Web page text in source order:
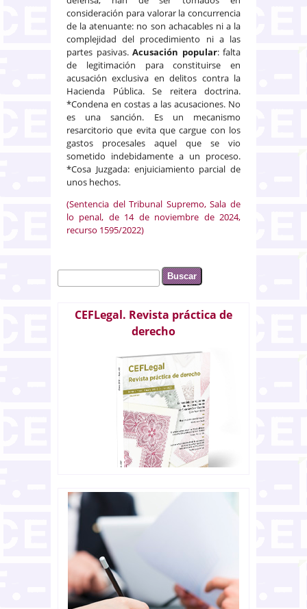
consideración para valorar la concurrencia
de la atenuante: no son achacables ni a la
complejidad del procedimiento ni a las
partes pasivas. Acusación popular: falta
de legitimación para constituirse en
acusación exclusiva en delitos contra la
Hacienda Pública. Se reitera doctrina.
*Condena en costas a las acusaciones. No
es una sanción. Es un mecanismo
resarcitorio que evita que cargue con los
gastos procesales aquel que se vio
sometido indebidamente a un proceso.
*Cosa Juzgada: enjuiciamiento parcial de
unos hechos.
(Sentencia del Tribunal Supremo, Sala de
lo penal, de 14 de noviembre de 2024,
recurso 1595/2022)
Formulario de búsqueda
Buscar
CEFLegal. Revista práctica de
derecho